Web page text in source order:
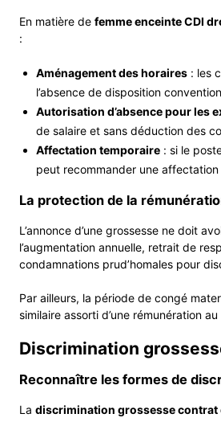
En matière de femme enceinte CDI
:
Aménagement des horaires : les
l’absence de disposition
Autorisation d’absence pour les
de salaire et sans déduction des
Affectation temporaire : si le
peut recommander une
La protection de la
L’annonce d’une grossesse ne doit
l’augmentation annuelle, retrait de
condamnations prud’homales pour
Par ailleurs, la période de congé
similaire assorti d’une rémunération
Discrimination
Reconnaître les formes de
La discrimination grossesse